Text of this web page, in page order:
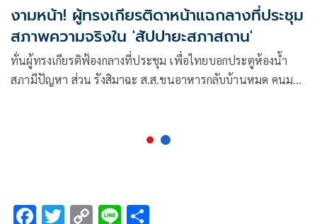
งามหน้า! ผู้ทรงเกียรติดาหน้าแฉกลางที่ประชุม
สภาพความจริงใน 'สัปปายะสภาสถาน'
ทั่นผู้ทรงเกียรติฟ้องกลางที่ประชุม เพื่อไทยบอกประตูห้องน้ำ
สภามีปัญหา ส่วน รังสิมาฉะ ส.ส.ขนอาหารกลับบ้านหมด คนมา
F T C Li